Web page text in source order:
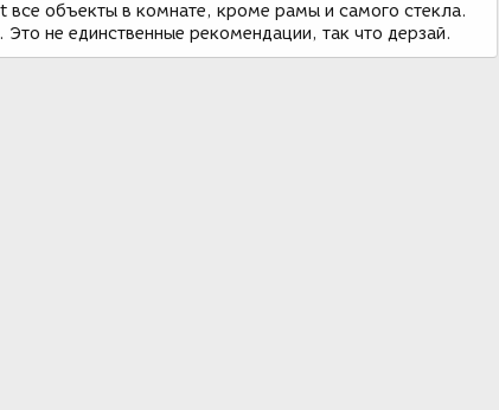
все объекты в комнате, кроме рамы и самого стекла.
не единственные рекомендации, так что дерзай.